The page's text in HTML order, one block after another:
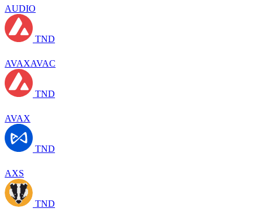
AUDIO
TND
AVAXAVAC
TND
AVAX
TND
AXS
TND